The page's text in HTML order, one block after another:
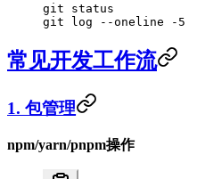
git status
git log --oneline -5
常见开发工作流
1. 包管理
npm/yarn/pnpm操作